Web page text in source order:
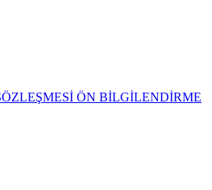
ÖN BİLGİLENDİRME